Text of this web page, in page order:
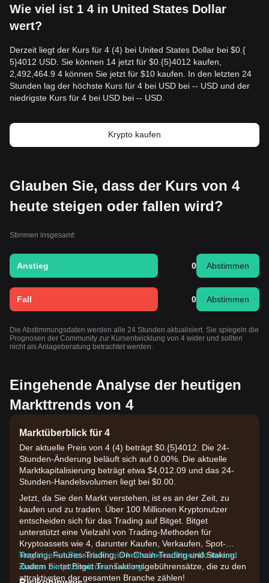
Wie viel ist 1 4 in United States Dollar
wert?
Derzeit liegt der Kurs für 4 (4) bei United States Dollar bei $0.{​
5}4012 USD. Sie können 14 jetzt für $0.{​5}4012 kaufen,
2,492,464.9 4 können Sie jetzt für $10 kaufen. In den letzten 24
Stunden lag der höchste Kurs für 4 bei USD bei -- USD und der
niedrigste Kurs für 4 bei USD bei -- USD.
Krypto kaufen
Glauben Sie, dass der Kurs von 4
heute steigen oder fallen wird?
Stimmen insgesamt:
Anstieg 0 Abstimmen
Fall 0 Abstimmen
Die Abstimmungsdaten werden alle 24 Stunden aktualisiert. Sie spiegeln die
Prognosen der Community zur Kursentwicklung von 4 wider und sollten
nicht als Anlageberatung betrachtet werden.
Eingehende Analyse der heutigen
Markttrends von 4
Marktüberblick für 4
Der aktuelle Preis von 4 (4) beträgt $0.{​5}4012. Die 24-
Stunden-Änderung beläuft sich auf 0.00%. Die aktuelle
Marktkapitalisierung beträgt etwa $4,012.09 und das 24-
Stunden-Handelsvolumen liegt bei $0.00.
Jetzt, da Sie den Markt verstehen, ist es an der Zeit, zu
kaufen und zu traden. Über 100 Millionen Kryptonutzer
entscheiden sich für das Trading auf Bitget. Bitget
unterstützt eine Vielzahl von Trading-Methoden für
Kryptoassets wie 4, darunter Kaufen, Verkaufen, Spot-
Trading, Futures-Trading, On-Chain-Trading und Staking.
Zudem bietet Bitget Transaktionsgebührensätze, die zu den
attraktivsten der gesamten Branche zählen!
Registrieren Sie sich für ein kostenloses Bitget-Konto und
starten Sie jetzt mit dem Trading!